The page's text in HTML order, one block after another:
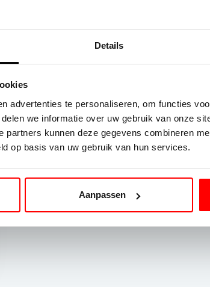
Details
advertenties te personaliseren, om functies
we informatie over uw gebruik van onze
partners kunnen deze gegevens combineren
op basis van uw gebruik van hun services.
Aanpassen